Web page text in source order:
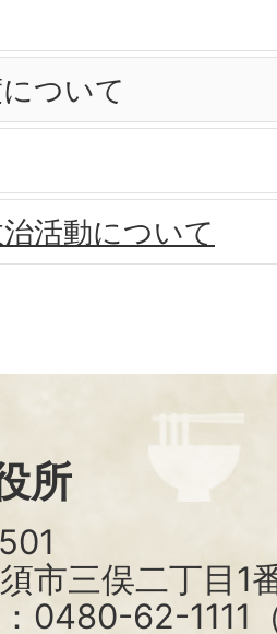
ついて
活動について
所
市三俣二丁目1
0480-62-1111